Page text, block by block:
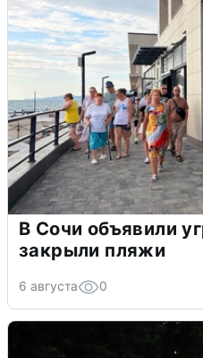
В Сочи объявили
закрыли пляжи
6 августа 0